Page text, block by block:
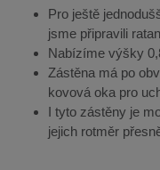
Pro ještě
jsme připravili
Nabízíme výšky
Zástěna má po
kovová oka pro
I tyto zástěny je
jejich rotměr